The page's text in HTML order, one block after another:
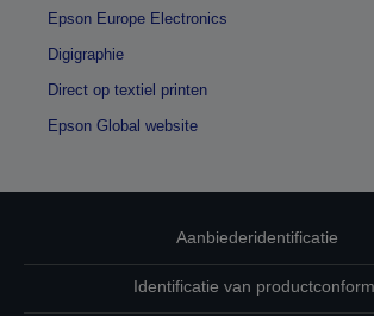
Epson Europe Electronics
Digigraphie
Direct op textiel printen
Epson Global website
Aanbiederidentificatie
Identificatie van